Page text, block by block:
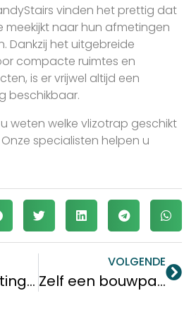
vinden het prettig dat
meekijkt naar hun afmetingen
Dankzij het uitgebreide
compacte ruimtes en
is er vrijwel altijd een
beschikbaar.
weten welke vlizotrap geschikt
specialisten helpen u
Vlizotrap sluiting: hoe werkt de sluiting voor een vlizotrap?
VOLGENDE
Zelf een bouwpakkettrap plaatsen? Dit moeten doe-het-zelvers weten over hoogte & uitval